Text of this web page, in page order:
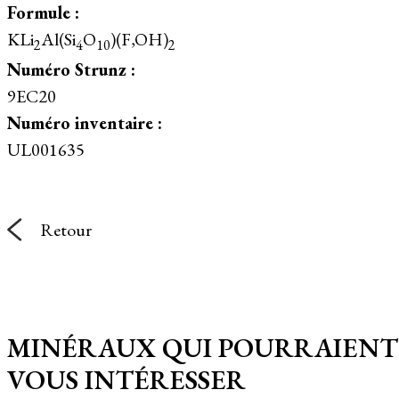
Formule :
KLi2Al(Si4O10)(F,OH)2
Numéro Strunz :
9EC20
Numéro inventaire :
UL001635
Retour
MINÉRAUX QUI POURRAIENT
VOUS INTÉRESSER